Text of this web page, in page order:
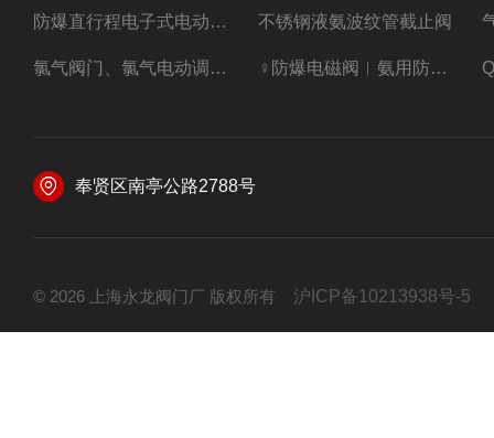
防爆直行程电子式电动调节阀 不锈钢液氨波纹管截止阀
氯气阀门、氯气电动调节阀 ♀防爆电磁阀︳氨用防爆紧急切断阀
奉贤区南亭公路2788号
© 2026 上海永龙阀门厂 版权所有 沪ICP备10213938号-5